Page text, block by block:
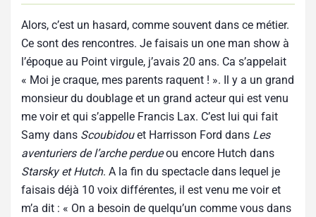
Alors, c’est un hasard, comme souvent dans ce métier.
Ce sont des rencontres. Je faisais un one man show à
l’époque au Point virgule, j’avais 20 ans. Ca s’appelait
« Moi je craque, mes parents raquent ! ». Il y a un grand
monsieur du doublage et un grand acteur qui est venu
me voir et qui s’appelle Francis Lax. C’est lui qui fait
Samy dans Scoubidouet Harrisson Ford dans Les
aventuriers de l’arche perdueou encore Hutch dans
Starsky et Hutch. A la fin du spectacle dans lequel je
faisais déjà 10 voix différentes, il est venu me voir et
m’a dit : « On a besoin de quelqu’un comme vous dans